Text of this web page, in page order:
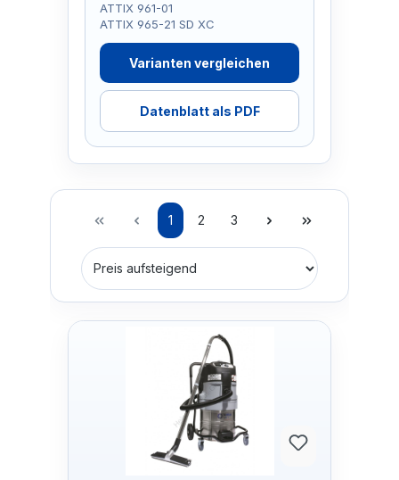
ATTIX 961-01
ATTIX 965-21 SD XC
Varianten vergleichen
Datenblatt als PDF
1 2 3